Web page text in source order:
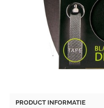
PRODUCT INFORMATIE